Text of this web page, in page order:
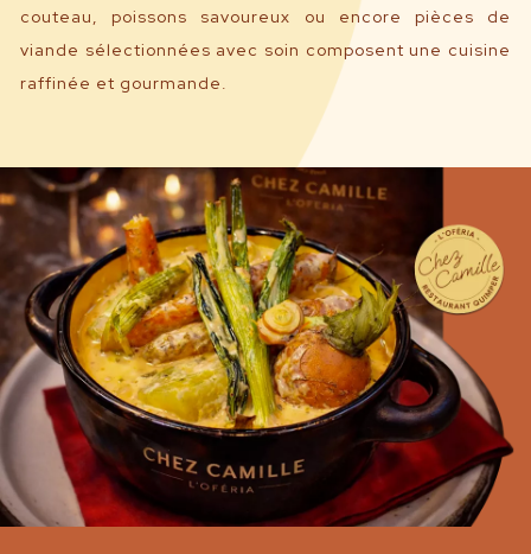
couteau, poissons savoureux ou encore pièces de
viande sélectionnées avec soin composent une cuisine
raffinée et gourmande.